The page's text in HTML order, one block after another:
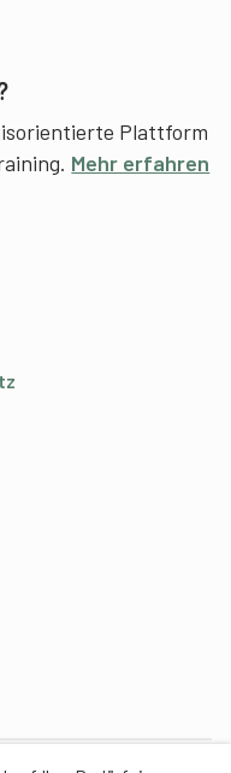
Plattform
Mehr erfahren